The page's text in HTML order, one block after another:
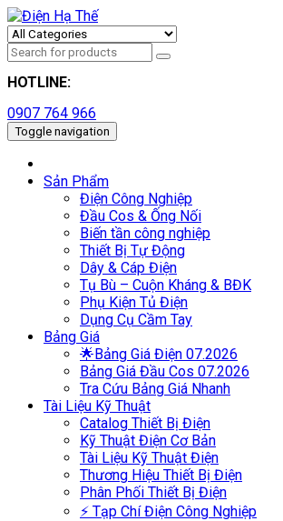
HOTLINE:
0907 764 966
Toggle navigation
Sản Phẩm
Điện Công Nghiệp
Đầu Cos & Ống Nối
Biến tần công nghiệp
Thiết Bị Tự Động
Dây & Cáp Điện
Tụ Bù – Cuộn Kháng & BĐK
Phụ Kiện Tủ Điện
Dụng Cụ Cầm Tay
Bảng Giá
🌟Bảng Giá Điện 07.2026
Bảng Giá Đầu Cos 07.2026
Tra Cứu Bảng Giá Nhanh
Tài Liệu Kỹ Thuật
Catalog Thiết Bị Điện
Kỹ Thuật Điện Cơ Bản
Tài Liệu Kỹ Thuật Điện
Thương Hiệu Thiết Bị Điện
Phân Phối Thiết Bị Điện
⚡ Tạp Chí Điện Công Nghiệp